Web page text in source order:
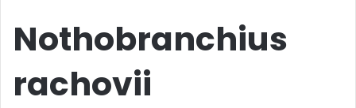
Nothobranchius
rachovii